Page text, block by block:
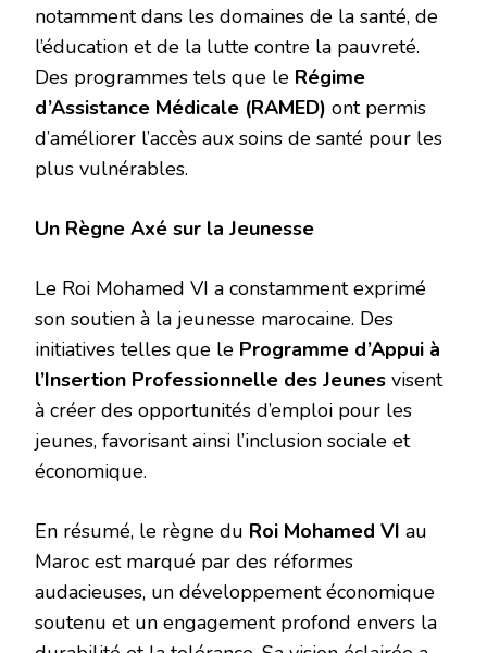
notamment dans les domaines de la santé, de
l’éducation et de la lutte contre la pauvreté.
Des programmes tels que le Régime
d’Assistance Médicale (RAMED) ont permis
d’améliorer l’accès aux soins de santé pour les
plus vulnérables.
Un Règne Axé sur la Jeunesse
Le Roi Mohamed VI a constamment exprimé
son soutien à la jeunesse marocaine. Des
initiatives telles que le Programme d’Appui à
l’Insertion Professionnelle des Jeunes visent
à créer des opportunités d’emploi pour les
jeunes, favorisant ainsi l’inclusion sociale et
économique.
En résumé, le règne du Roi Mohamed VI au
Maroc est marqué par des réformes
audacieuses, un développement économique
soutenu et un engagement profond envers la